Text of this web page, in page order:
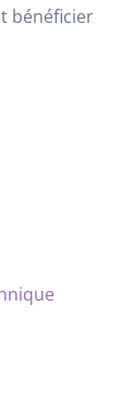
bénéficier